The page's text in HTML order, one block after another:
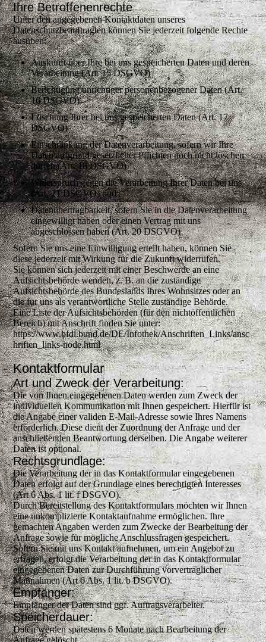
Ihre Betroffenenrechte
Unter den angegebenen Kontaktdaten unseres
Datenschutzbeauftragten können Sie jederzeit folgende Rechte
ausüben:
Auskunft über Ihre bei uns gespeicherten Daten und deren
Verarbeitung (Art. 15 DSGVO)
Berichtigung unrichtiger personenbezogener Daten (Art.
16 DSGVO)
Löschung Ihrer bei uns gespeicherten Daten (Art. 17
DSGVO)
Einschränkung der Datenverarbeitung, sofern wir Ihre
Daten aufgrund gesetzlicher Pflichten noch nicht löschen
dürfen (Art. 18 DSGVO)
Widerspruch gegen die Verarbeitung Ihrer Daten bei uns
(Art. 21 DSGVO) und
Datenübertragbarkeit, sofern Sie in die Datenverarbeitung
eingewilligt haben oder einen Vertrag mit uns
abgeschlossen haben (Art. 20 DSGVO)
Sofern Sie uns eine Einwilligung erteilt haben, können Sie
diese jederzeit mit Wirkung für die Zukunft widerrufen.
Sie können sich jederzeit mit einer Beschwerde an eine
Aufsichtsbehörde wenden, z. B. an die zuständige
Aufsichtsbehörde des Bundeslands Ihres Wohnsitzes oder an
die für uns als verantwortliche Stelle zuständige Behörde.
Eine Liste der Aufsichtsbehörden (für den nichtöffentlichen
Bereich) mit Anschrift finden Sie unter:
https://www.bfdi.bund.de/DE/Infothek/Anschriften_Links/ansc
hriften_links-node.html
Kontaktformular
Art und Zweck der Verarbeitung:
Die von Ihnen eingegebenen Daten werden zum Zweck der
individuellen Kommunikation mit Ihnen gespeichert. Hierfür ist
die Angabe einer validen E-Mail-Adresse sowie Ihres Namens
erforderlich. Diese dient der Zuordnung der Anfrage und der
anschließenden Beantwortung derselben. Die Angabe weiterer
Daten ist optional.
Rechtsgrundlage:
Die Verarbeitung der in das Kontaktformular eingegebenen
Daten erfolgt auf der Grundlage eines berechtigten Interesses
(Art 6 Abs. 1 lit. f DSGVO).
Durch Bereitstellung des Kontaktformulars möchten wir Ihnen
eine unkomplizierte Kontaktaufnahme ermöglichen. Ihre
gemachten Angaben werden zum Zwecke der Bearbeitung der
Anfrage sowie für mögliche Anschlussfragen gespeichert.
Sofern Sie mit uns Kontakt aufnehmen, um ein Angebot zu
erfragen, erfolgt die Verarbeitung der in das Kontaktformular
eingegebenen Daten zur Durchführung vorvertraglicher
Maßnahmen (Art 6 Abs. 1 lit. b DSGVO).
Empfänger:
Empfänger der Daten sind ggf. Auftragsverarbeiter.
Speicherdauer:
Daten werden spätestens 6 Monate nach Bearbeitung der
Anfrage gelöscht.